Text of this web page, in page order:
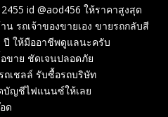
id @aod456 ให้ราคาสูงสุด
รถเจ้าของขายเอง ขายรถกลับสี
ให้มืออาชีพดูแลนะครับ
าย ชัดเจนปลอดภัย
ถเชลล์ รับซื้อรถบริษัท
บัญชีไฟแนนซ์ให้เลย
ด